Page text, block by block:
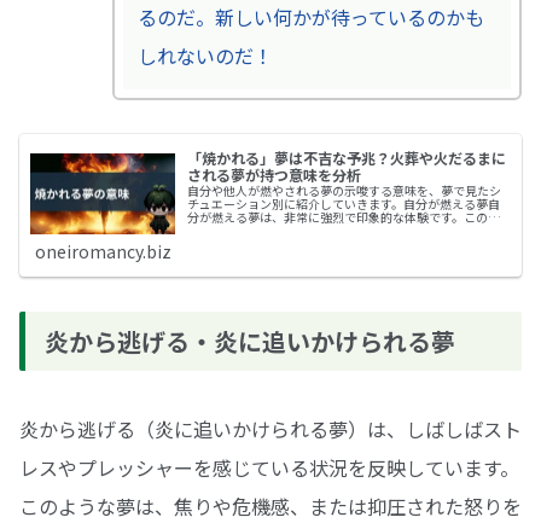
るのだ。新しい何かが待っているのかも
しれないのだ！
「焼かれる」夢は不吉な予兆？火葬や火だるまに
される夢が持つ意味を分析
自分や他人が燃やされる夢の示唆する意味を、夢で見たシ
チュエーション別に紹介していきます。自分が燃える夢自
分が燃える夢は、非常に強烈で印象的な体験です。この夢
oneiromancy.biz
炎から逃げる・炎に追いかけられる夢
炎から逃げる（炎に追いかけられる夢）は、しばしばスト
レスやプレッシャーを感じている状況を反映しています。
このような夢は、焦りや危機感、または抑圧された怒りを